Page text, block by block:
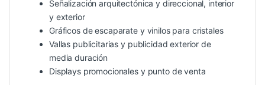
Señalización arquitectónica y direccional, interior
y exterior
Gráficos de escaparate y vinilos para cristales
Vallas publicitarias y publicidad exterior de
media duración
Displays promocionales y punto de venta